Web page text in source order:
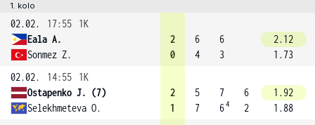
1. kolo
02.02. 17:55
1K
Eala A.
Sonmez Z.
2
0
6
4
6
3
2.12
1.73
02.02.
14:55
1K
Ostapenko J. (7)
Selekhmeteva O.
2
1
5
7
7
64
6
2
1.92
1.88